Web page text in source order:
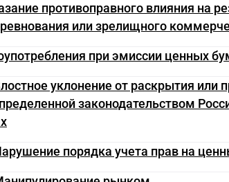
противоправного влияния на
или зрелищного
при эмиссии ценных
уклонение от раскрытия или
законодательством
порядка учета прав на